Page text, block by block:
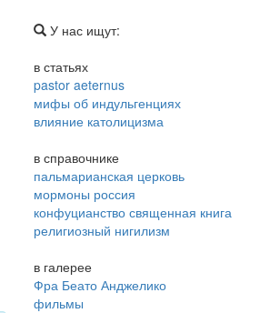
У нас ищут:
в статьях
pastor aeternus
мифы об индульгенциях
влияние католицизма
в справочнике
пальмарианская церковь
мормоны россия
конфуцианство священная книга
религиозный нигилизм
в галерее
Фра Беато Анджелико
фильмы